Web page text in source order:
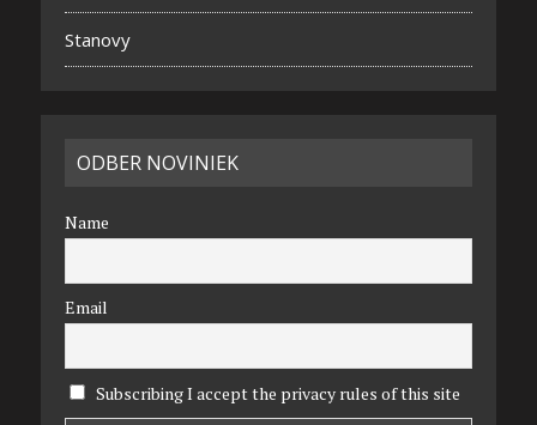
Stanovy
ODBER NOVINIEK
Name
Email
Subscribing I accept the privacy rules of this site